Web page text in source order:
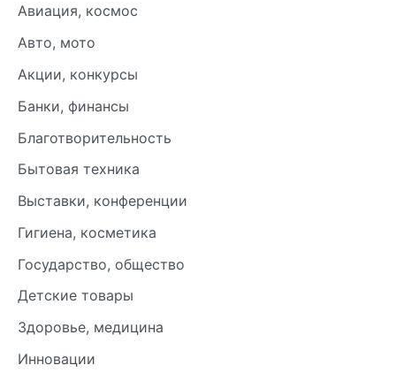
Авиация, космос
Авто, мото
Акции, конкурсы
Банки, финансы
Благотворительность
Бытовая техника
Выставки, конференции
Гигиена, косметика
Государство, общество
Детские товары
Здоровье, медицина
Инновации